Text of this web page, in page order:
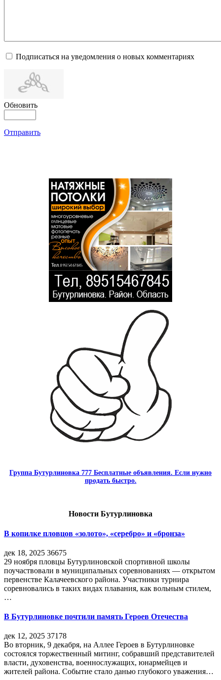
Подписаться на уведомления о новых комментариях
Обновить
Отправить
Группа Бутурлиновка 777 Бесплатные объявления. Если нужно
продать быстро.
Новости Бутурлиновка
В копилке пловцов «золото», «серебро» и «бронза»
дек 18, 2025 36675
29 ноября пловцы Бутурлиновской спортивной школы
поучаствовали в муниципальных соревнованиях — открытом
первенстве Калачеевского района. Участники турнира
соревновались в таких видах плавания, как вольным стилем,
…
В Бутурлиновке почтили память Героев Отечества
дек 12, 2025 37178
Во вторник, 9 декабря, на Аллее Героев в Бутурлиновке
состоялся торжественный митинг, собравший представителей
власти, духовенства, военнослужащих, юнармейцев и
жителей района. Событие стало данью глубокого уважения…